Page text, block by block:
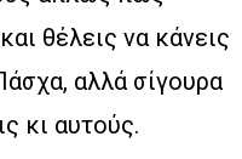
θέλεις να κάνεις
αλλά σίγουρα
κι αυτούς.